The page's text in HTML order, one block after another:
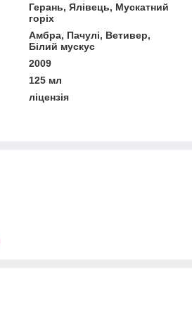
Герань, Ялівець, Мускатний
горіх
Амбра, Пачулі, Ветивер,
Білий мускус
2009
125 мл
ліцензія